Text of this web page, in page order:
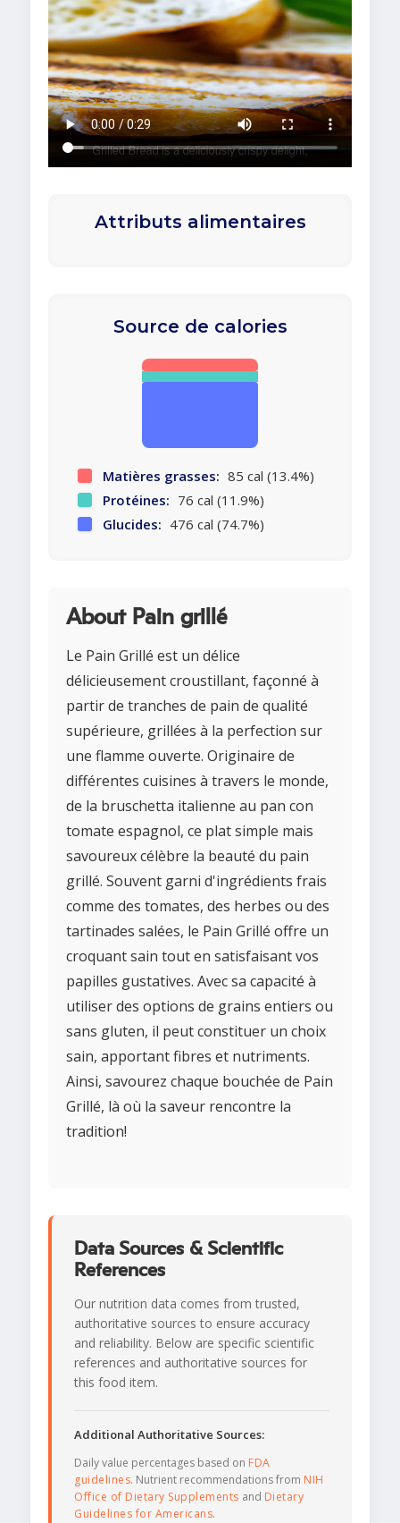
Attributs alimentaires
Source de calories
Matières grasses: 85 cal (13.4%)
Protéines: 76 cal (11.9%)
Glucides: 476 cal (74.7%)
About Pain grillé
Le Pain Grillé est un délice
délicieusement croustillant, façonné à
partir de tranches de pain de qualité
supérieure, grillées à la perfection sur
une flamme ouverte. Originaire de
différentes cuisines à travers le monde,
de la bruschetta italienne au pan con
tomate espagnol, ce plat simple mais
savoureux célèbre la beauté du pain
grillé. Souvent garni d'ingrédients frais
comme des tomates, des herbes ou des
tartinades salées, le Pain Grillé offre un
croquant sain tout en satisfaisant vos
papilles gustatives. Avec sa capacité à
utiliser des options de grains entiers ou
sans gluten, il peut constituer un choix
sain, apportant fibres et nutriments.
Ainsi, savourez chaque bouchée de Pain
Grillé, là où la saveur rencontre la
tradition!
Data Sources & Scientific
References
Our nutrition data comes from trusted,
authoritative sources to ensure accuracy
and reliability. Below are specific scientific
references and authoritative sources for
this food item.
Additional Authoritative Sources:
Daily value percentages based on FDA
guidelines. Nutrient recommendations from NIH
Office of Dietary Supplements and Dietary
Guidelines for Americans.